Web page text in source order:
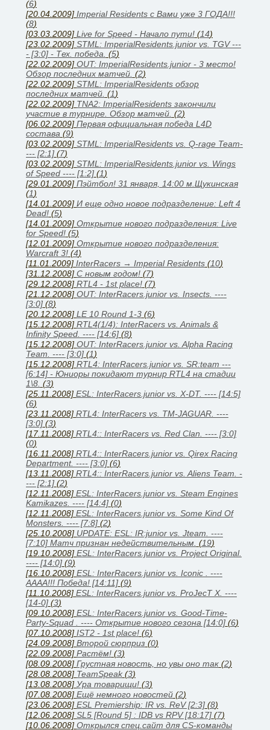
(6)
[20.04.2009] Imperial Residents с Вами уже 3 ГОДА!!!
(8)
[03.03.2009] Live for Speed - Начало пути! (14)
[23.02.2009] STML: ImperialResidents.junior vs. TGV ---
- [3:0] - Тех. победа. (5)
[22.02.2009] OUT: ImperialResidents.junior - 3 место!
Обзор последних матчей. (2)
[22.02.2009] STML: ImperialResidents обзор
последних матчей. (1)
[22.02.2009] TNA2: ImperialResidents закончили
участие в турнире. Обзор матчей. (2)
[06.02.2009] Первая официальная победа L4D
состава (9)
[03.02.2009] STML: ImperialResidents vs. Q-rage Team-
--- [2:1] (7)
[03.02.2009] STML: ImperialResidents.junior vs. Wings
of Speed ---- [1:2] (1)
[29.01.2009] Пэйтбол! 31 января, 14:00 м.Щукинская
(1)
[14.01.2009] И еще одно новое подразделение: Left 4
Dead! (5)
[14.01.2009] Открытие нового подразделения: Live
for Speed! (5)
[12.01.2009] Открытие нового подразделения:
Warcraft 3! (4)
[11.01.2009] InterRacers → Imperial Residents (10)
[31.12.2008] C новым годом! (7)
[29.12.2008] RTL4 - 1st place! (7)
[21.12.2008] OUT: InterRacers.junior vs. Insects. ----
[3:0] (8)
[20.12.2008] LE 10 Round 1-3 (6)
[15.12.2008] RTL4(1/4): InterRacers vs. Animals &
Infinity Speed. ---- [14:6] (8)
[15.12.2008] OUT: InterRacers.junior vs. Alpha Racing
Team. ---- [3:0] (1)
[15.12.2008] RTL4: InterRacers.junior vs. SR:team ---
[6:14] - Юниоры покидают турнир RTL4 на стадии
1\8. (3)
[25.11.2008] ESL: InterRacers.junior vs. X-DT. ---- [14:5]
(6)
[23.11.2008] RTL4: InterRacers vs. TM-JAGUAR. ----
[3:0] (3)
[17.11.2008] RTL4:: InterRacers vs. Red Clan. ---- [3:0]
(0)
[16.11.2008] RTL4:: InterRacers.junior vs. Qirex Racing
Department. ---- [3:0] (6)
[13.11.2008] RTL4:: InterRacers.junior vs. Aliens Team. -
--- [2:1] (2)
[12.11.2008] ESL: InterRacers.junior vs. Steam Engines
Kamikazes. ---- [14:4] (0)
[12.11.2008] ESL: InterRacers.junior vs. Some Kind Of
Monsters. ---- [7:8] (2)
[25.10.2008] UPDATE: ESL: IR:junior vs. Jteam. ----
[7:10] Матч признан недействительным. (19)
[19.10.2008] ESL: InterRacers.junior vs. Project Original.
---- [14:0] (9)
[16.10.2008] ESL: InterRacers.junior vs. Iconic . ----
АААА!!! Победа! [14:11] (9)
[11.10.2008] ESL: InterRacers.junior vs. ProJecT X. ----
[14-0] (3)
[09.10.2008] ESL: InterRacers.junior vs. Good-Time-
Party-Squad . ---- Открытие нового сезона [14:0] (6)
[07.10.2008] IST2 - 1st place! (6)
[24.09.2008] Второй сюрприз (0)
[22.09.2008] Растём! (3)
[08.09.2008] Грустная новость, но увы оно так (2)
[28.08.2008] TeamSpeak(3)
[13.08.2008] Ура товарищи! (3)
[07.08.2008] Ещё немного новостей (2)
[23.06.2008] ESL Premiership: IR vs. ReV [2:3] (8)
[12.06.2008] SL5 [Round 5] : IDB vs RPV [18:17] (7)
[10.06.2008] Открылся спец.сайт для CS-команды